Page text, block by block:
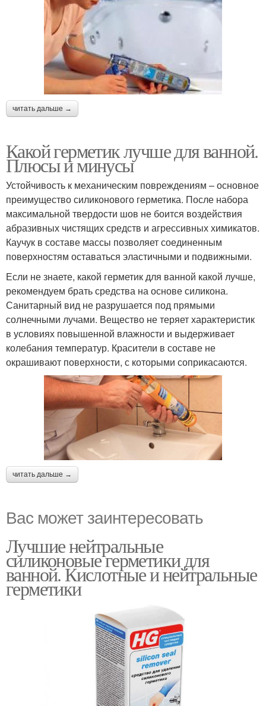
читать дальше →
Какой герметик лучше для ванной.
Плюсы и минусы
Устойчивость к механическим повреждениям – основное
преимущество силиконового герметика. После набора
максимальной твердости шов не боится воздействия
абразивных чистящих средств и агрессивных химикатов.
Каучук в составе массы позволяет соединенным
поверхностям оставаться эластичными и подвижными.
Если не знаете, какой герметик для ванной какой лучше,
рекомендуем брать средства на основе силикона.
Санитарный вид не разрушается под прямыми
солнечными лучами. Вещество не теряет характеристик
в условиях повышенной влажности и выдерживает
колебания температур. Красители в составе не
окрашивают поверхности, с которыми соприкасаются.
читать дальше →
Вас может заинтересовать
Лучшие нейтральные
силиконовые герметики для
ванной. Кислотные и нейтральные
герметики